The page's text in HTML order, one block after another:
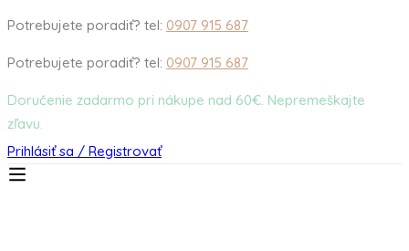
Potrebujete poradiť? tel: 0907 915 687
Potrebujete poradiť? tel: 0907 915 687
Doručenie zadarmo pri nákupe nad 60€. Nepremeškajte
zľavu.
Prihlásiť sa / Registrovať